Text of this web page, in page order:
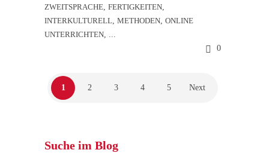
ZWEITSPRACHE, FERTIGKEITEN,
INTERKULTURELL, METHODEN, ONLINE
UNTERRICHTEN, ...
0
1 2 3 4 5 Next
Suche im Blog